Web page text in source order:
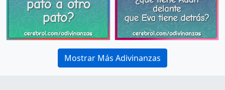
Mostrar Más Adivinanzas